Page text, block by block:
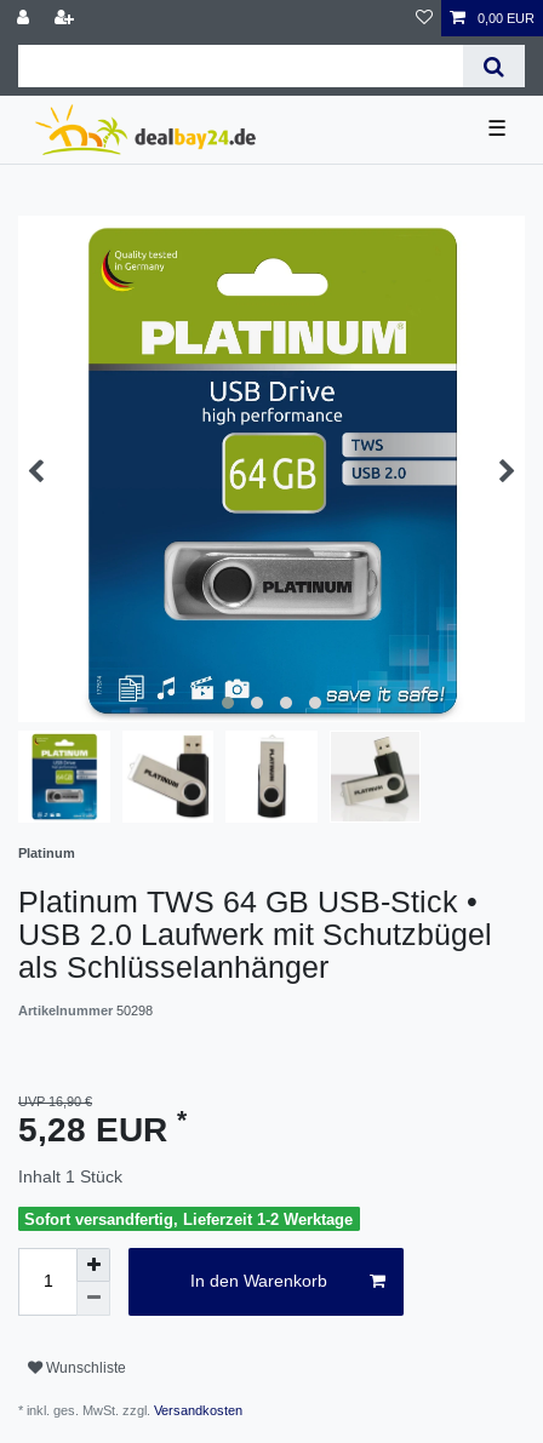
0,00 EUR
☰
Platinum
Platinum TWS 64 GB USB-Stick •
USB 2.0 Laufwerk mit Schutzbügel
als Schlüsselanhänger
Artikelnummer 50298
UVP 16,90 €
5,28 EUR *
Inhalt 1 Stück
Sofort versandfertig, Lieferzeit 1-2 Werktage
In den Warenkorb
Wunschliste
* inkl. ges. MwSt. zzgl. Versandkosten